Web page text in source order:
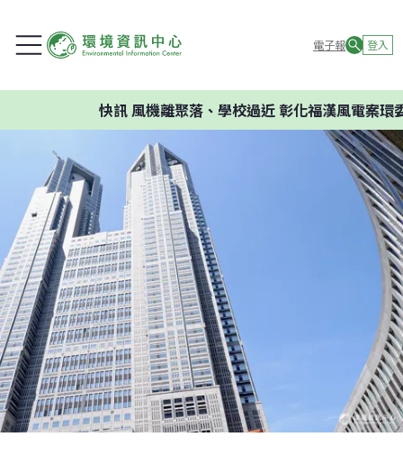
電子報 登入
風機離聚落、學校過近 彰化福漢風電案環委建議不